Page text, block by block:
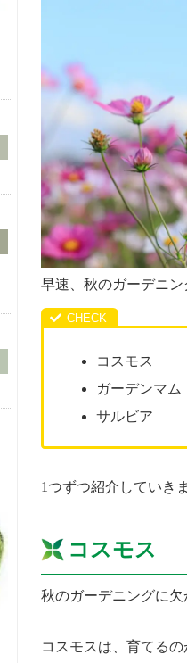
早速、秋のガーデニン
コスモス
ガーデンマム
サルビア
1つずつ紹介していき
コスモス
秋のガーデニングに欠
コスモスは、育てる